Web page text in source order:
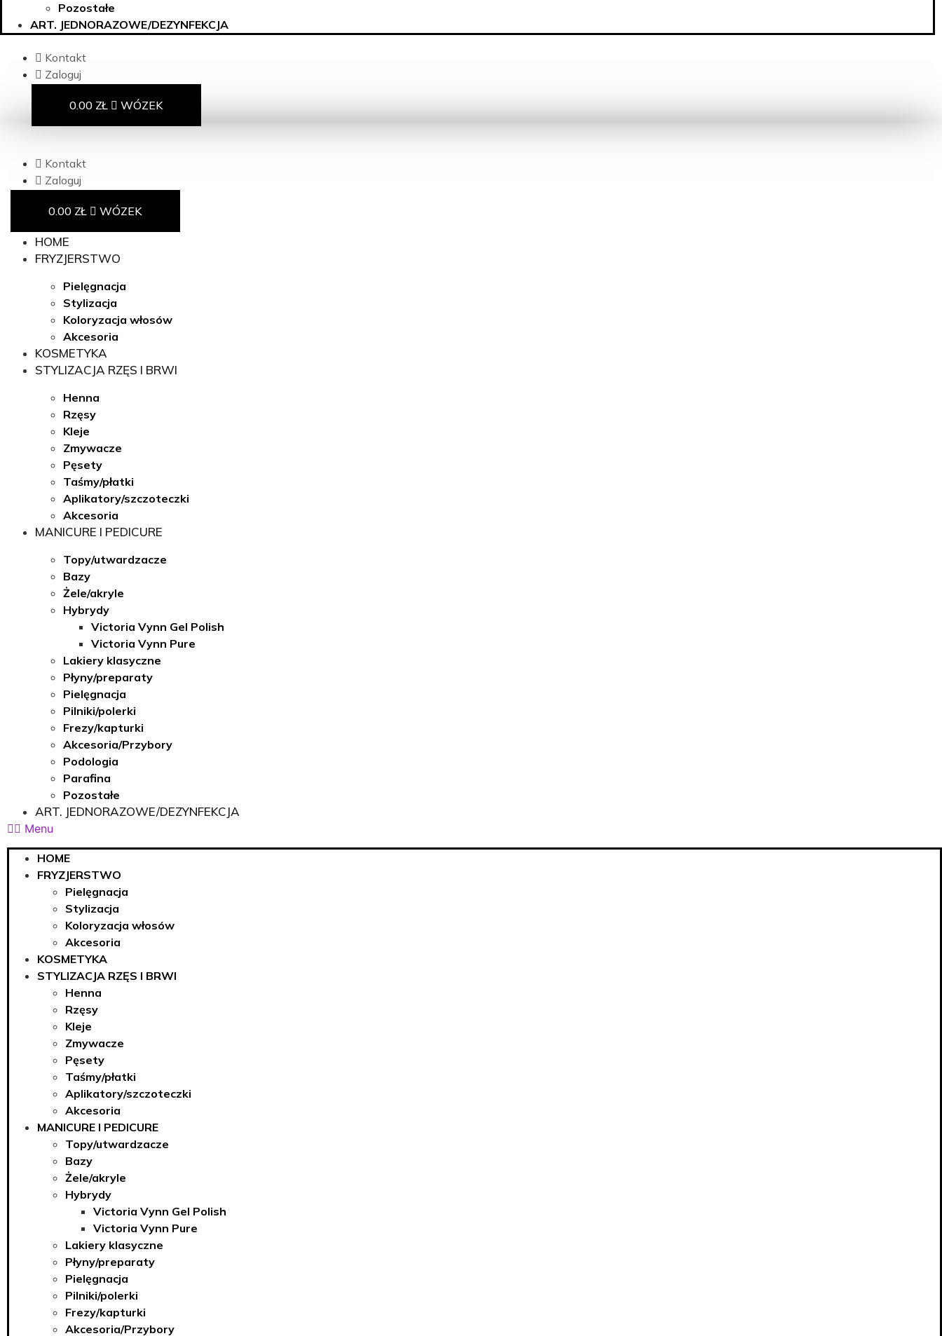
Pozostałe
ART. JEDNORAZOWE/DEZYNFEKCJA
Kontakt
Zaloguj
0.00 ZŁ WÓZEK
Kontakt
Zaloguj
0.00 ZŁ WÓZEK
HOME
FRYZJERSTWO
Pielęgnacja
Stylizacja
Koloryzacja włosów
Akcesoria
KOSMETYKA
STYLIZACJA RZĘS I BRWI
Henna
Rzęsy
Kleje
Zmywacze
Pęsety
Taśmy/płatki
Aplikatory/szczoteczki
Akcesoria
MANICURE I PEDICURE
Topy/utwardzacze
Bazy
Żele/akryle
Hybrydy
Victoria Vynn Gel Polish
Victoria Vynn Pure
Lakiery klasyczne
Płyny/preparaty
Pielęgnacja
Pilniki/polerki
Frezy/kapturki
Akcesoria/Przybory
Podologia
Parafina
Pozostałe
ART. JEDNORAZOWE/DEZYNFEKCJA
Menu
HOME
FRYZJERSTWO
Pielęgnacja
Stylizacja
Koloryzacja włosów
Akcesoria
KOSMETYKA
STYLIZACJA RZĘS I BRWI
Henna
Rzęsy
Kleje
Zmywacze
Pęsety
Taśmy/płatki
Aplikatory/szczoteczki
Akcesoria
MANICURE I PEDICURE
Topy/utwardzacze
Bazy
Żele/akryle
Hybrydy
Victoria Vynn Gel Polish
Victoria Vynn Pure
Lakiery klasyczne
Płyny/preparaty
Pielęgnacja
Pilniki/polerki
Frezy/kapturki
Akcesoria/Przybory